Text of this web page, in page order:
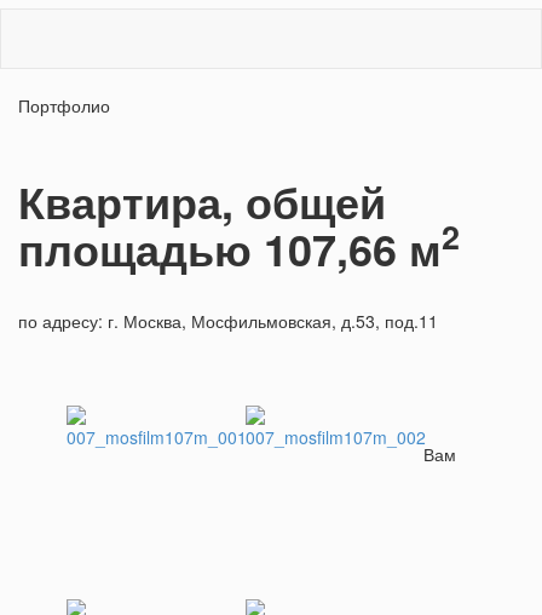
Портфолио
Квартира, общей
площадью 107,66 м2
по адресу: г. Москва, Мосфильмовская, д.53, под.11
Вам